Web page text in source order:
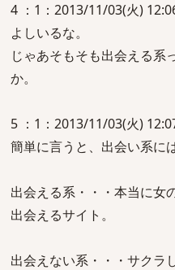
4 ：1：2013/11/03(火)
よしいるな。
じゃあそもそも出会える系
か。
5 ：1：2013/11/03(火)
簡単に言うと、出会い系に
出会える系・・・本当に女
出会えるサイト。
出会えない系・・・サクラ